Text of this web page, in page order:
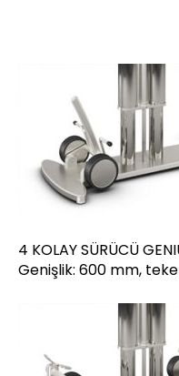
4 KOLAY SÜRÜCÜ
Genişlik: 600 mm,